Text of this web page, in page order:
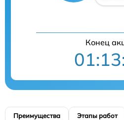
Конец
Преимущества Этапы работ